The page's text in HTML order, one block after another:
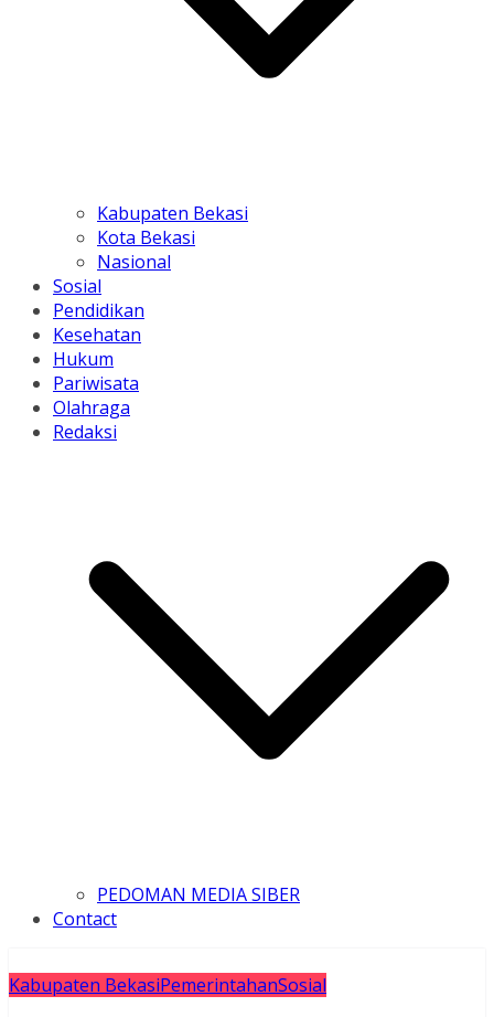
Kabupaten Bekasi
Kota Bekasi
Nasional
Sosial
Pendidikan
Kesehatan
Hukum
Pariwisata
Olahraga
Redaksi
PEDOMAN MEDIA SIBER
Contact
Kabupaten BekasiPemerintahanSosial